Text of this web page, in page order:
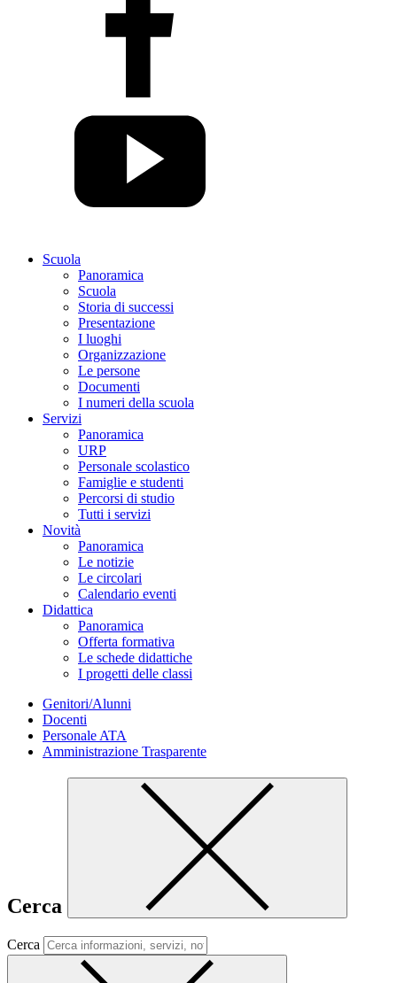
Scuola
Panoramica
Scuola
Storia di successi
Presentazione
I luoghi
Organizzazione
Le persone
Documenti
I numeri della scuola
Servizi
Panoramica
URP
Personale scolastico
Famiglie e studenti
Percorsi di studio
Tutti i servizi
Novità
Panoramica
Le notizie
Le circolari
Calendario eventi
Didattica
Panoramica
Offerta formativa
Le schede didattiche
I progetti delle classi
Genitori/Alunni
Docenti
Personale ATA
Amministrazione Trasparente
Cerca
Cerca